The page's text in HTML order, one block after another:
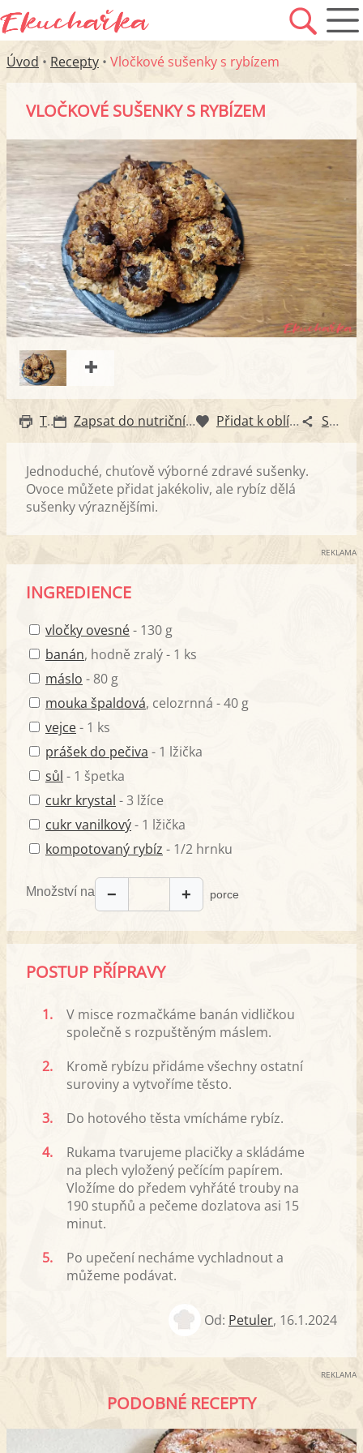
Úvod • Recepty • Vločkové sušenky s rybízem
VLOČKOVÉ SUŠENKY S RYBÍZEM
Tisk Zapsat do nutričního diáře Přidat k oblíbeným Sdílet
Jednoduché, chuťově výborné zdravé sušenky.
Ovoce můžete přidat jakékoliv, ale rybíz dělá
sušenky výraznějšími.
REKLAMA
INGREDIENCE
vločky ovesné- 130 g
banán, hodně zralý - 1 ks
máslo - 80 g
mouka špaldová, celozrnná - 40 g
vejce- 1 ks
prášek do pečiva - 1 lžička
sůl - 1 špetka
cukr krystal - 3 lžíce
cukr vanilkový- 1 lžička
kompotovaný rybíz - 1/2 hrnku
Množství na − + porce
POSTUP PŘÍPRAVY
1.
V misce rozmačkáme banán vidličkou
společně s rozpuštěným máslem.
2.
Kromě rybízu přidáme všechny ostatní
suroviny a vytvoříme těsto.
3.
Do hotového těsta vmícháme rybíz.
4.
Rukama tvarujeme placičky a skládáme
na plech vyložený pečícím papírem.
Vložíme do předem vyhřáté trouby na
190 stupňů a pečeme dozlatova asi 15
minut.
5.
Po upečení necháme vychladnout a
můžeme podávat.
Od: Petuler, 16.1.2024
REKLAMA
PODOBNÉ RECEPTY